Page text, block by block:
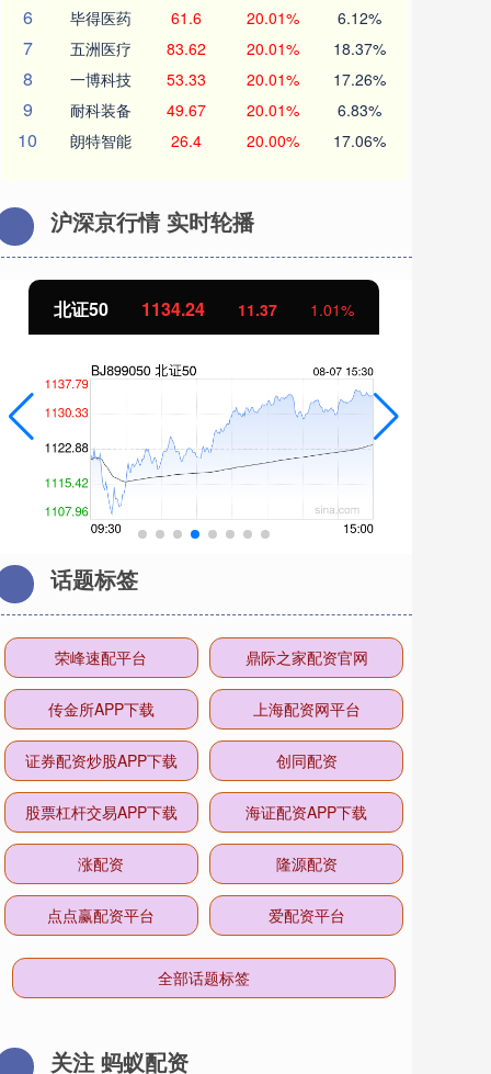
6 毕得医药 61.6 20.01% 6.12%
7 五洲医疗 83.62 20.01% 18.37%
8 一博科技 53.33 20.01% 17.26%
9 耐科装备 49.67 20.01% 6.83%
10 朗特智能 26.4 20.00% 17.06%
沪深京行情 实时轮播
北证50 1134.24 11.37 1.01%
话题标签
荣峰速配平台 鼎际之家配资官网
传金所APP下载 上海配资网平台
证券配资炒股APP下载 创同配资
股票杠杆交易APP下载 海证配资APP下载
涨配资 隆源配资
点点赢配资平台 爱配资平台
全部话题标签
关注 蚂蚁配资